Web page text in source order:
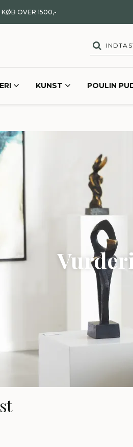
KØB OVER 1500,-
KUNST POULIN